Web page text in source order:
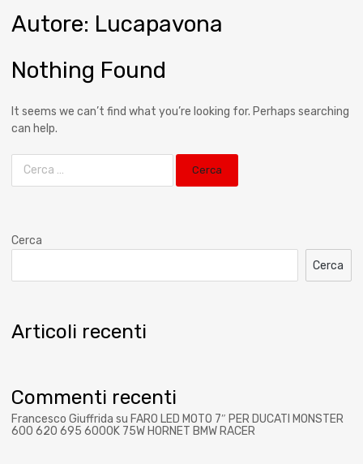
Autore: Lucapavona
Nothing Found
It seems we can’t find what you’re looking for. Perhaps searching
can help.
Cerca
Cerca
Articoli recenti
Commenti recenti
Francesco Giuffrida su FARO LED MOTO 7″ PER DUCATI MONSTER
600 620 695 6000K 75W HORNET BMW RACER